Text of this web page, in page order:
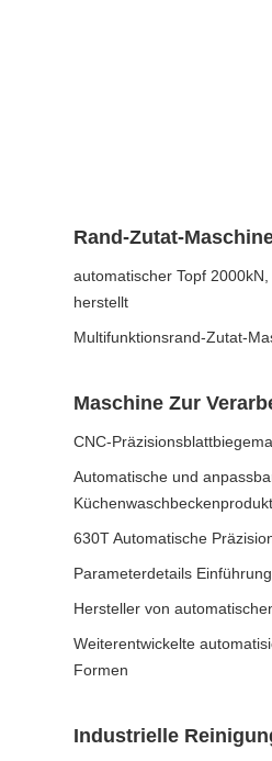
Rand-Zutat-
automatischer Topf
herstellt
Multifunktionsrand-Zutat-
Maschine Zur
CNC-
Automatische und
630T Automatische
Parameterdetails
Hersteller von
Weiterentwickelte
Formen
Industrielle